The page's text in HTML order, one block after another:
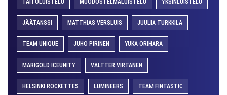
TAITOLUISTELU MUODOSTELMALUISTELU YKSINLUISTELU
JÄÄTANSSI MATTHIAS VERSLUIS JUULIA TURKKILA
TEAM UNIQUE JUHO PIRINEN YUKA ORIHARA
MARIGOLD ICEUNITY VALTTER VIRTANEN
HELSINKI ROCKETTES LUMINEERS TEAM FINTASTIC